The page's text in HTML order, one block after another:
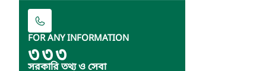
FOR ANY INFORMATION
৩৩৩
সরকারি তথ্য ও সেবা